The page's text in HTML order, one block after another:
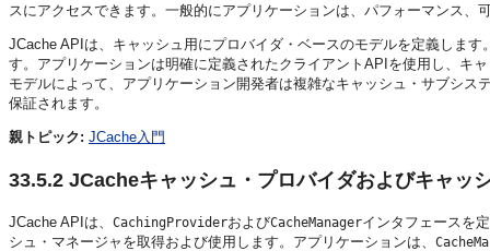
スにアクセスできます。一般的にアプリケーションは、パフォーマンス
JCache APIは、キャッシュ用にプロバイダ・ベースのモデルを定義しま
す。アプリケーションは明確に定義されたクライアントAPIを使用し、キ
モデルによって、アプリケーション開発者は複雑なキャッシュ・サブシ
保証されます。
親トピック: JCache入門
33.5.2 JCacheキャッシュ・プロバイダおよびキャッ
JCache APIは、 CachingProviderおよびCacheManagerインタフェースを
シュ・マネージャを取得および使用します。アプリケーションは、